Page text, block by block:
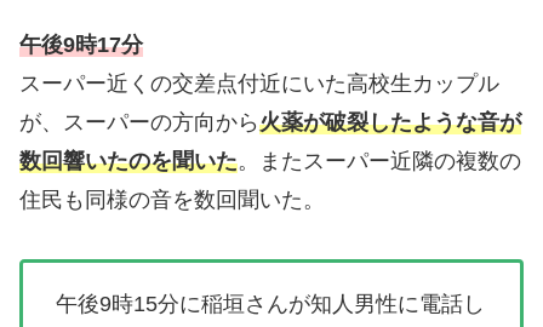
午後9時17分
スーパー近くの交差点付近にいた高校生カップル
が、スーパーの方向から火薬が破裂したような音が
数回響いたのを聞いた。またスーパー近隣の複数の
住民も同様の音を数回聞いた。
午後9時15分に稲垣さんが知人男性に電話し